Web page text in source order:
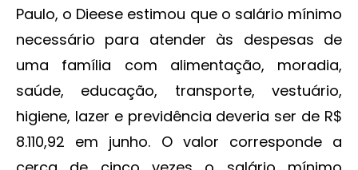
Paulo, o Dieese estimou que o salário mínimo
necessário para atender às despesas de
uma família com alimentação, moradia,
saúde, educação, transporte, vestuário,
higiene, lazer e previdência deveria ser de R$
8.110,92 em junho. O valor corresponde a